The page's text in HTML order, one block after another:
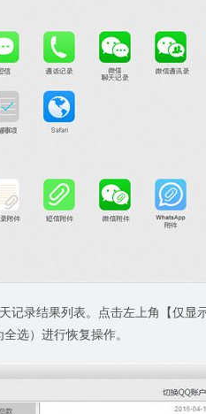
记录结果列表。点击左上角【仅显
选）进行恢复操作。